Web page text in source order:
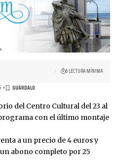
6 LECTURA MÍNIMA
del Centro Cultural del 23 al
con el último montaje
a un precio de 4 euros y
abono completo por 25